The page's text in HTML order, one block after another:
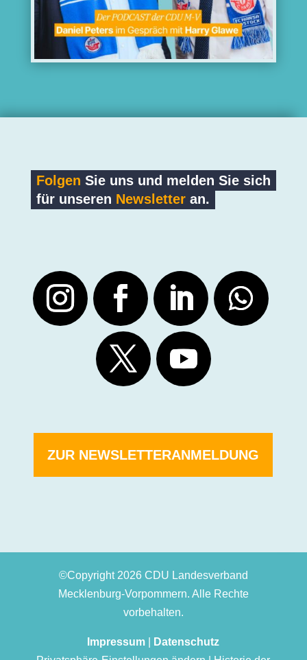
Folgen Sie uns und melden Sie sich
für unseren Newsletteran.
ZUR NEWSLETTERANMELDUNG
©Copyright 2026 CDU Landesverband
Mecklenburg-Vorpommern. Alle Rechte
vorbehalten.
Impressum
Datenschutz